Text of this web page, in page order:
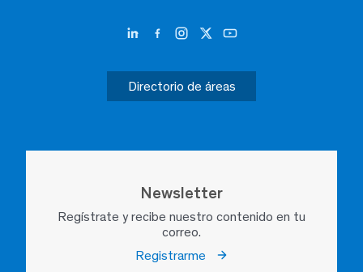
Directorio de áreas
Newsletter
Regístrate y recibe nuestro contenido en tu
correo.
Registrarme